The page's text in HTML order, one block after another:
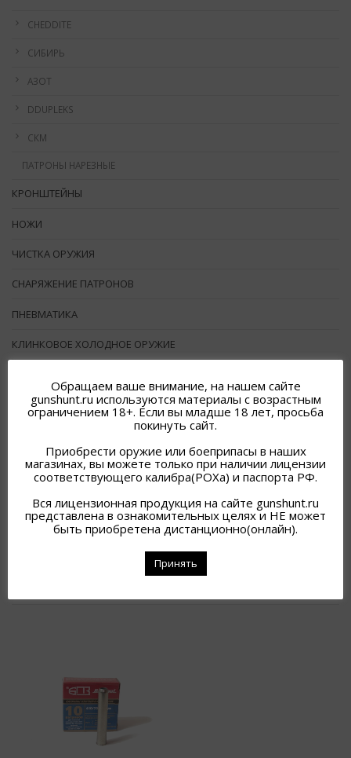
Исходная сортировка
CHEDDITE
СИБИРЬ
АЗОТ
DDUPLEKS
СКМ
ПАТРОНЫ НАРЕЗНЫЕ
КРОНШТЕЙНЫ
НОЖИ
ЧИСТКА ОРУЖИЯ
СНАРЯЖЕНИЕ ПАТРОНОВ
ПНЕВМАТИКА
КЛИНКОВОЕ ХОЛОДНОЕ ОРУЖИЕ
ЭКИПИРОВКА
ОПТИКА
Обращаем ваше внимание, на нашем сайте
gunshunt.ru используются материалы с возрастным
ограничением 18+. Если вы младше 18 лет, просьба
покинуть сайт.
Приобрести оружие или боеприпасы в наших
магазинах, вы можете только при наличии лицензии
соответствующего калибра(РОХа) и паспорта РФ.
Вся лицензионная продукция на сайте gunshunt.ru
представлена в ознакомительных целях и НЕ может
быть приобретена дистанционно(онлайн).
Принять